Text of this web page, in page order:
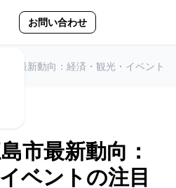
お問い合わせ
市最新動向：経済・観光・イベント
市最新動向：
ベントの注目